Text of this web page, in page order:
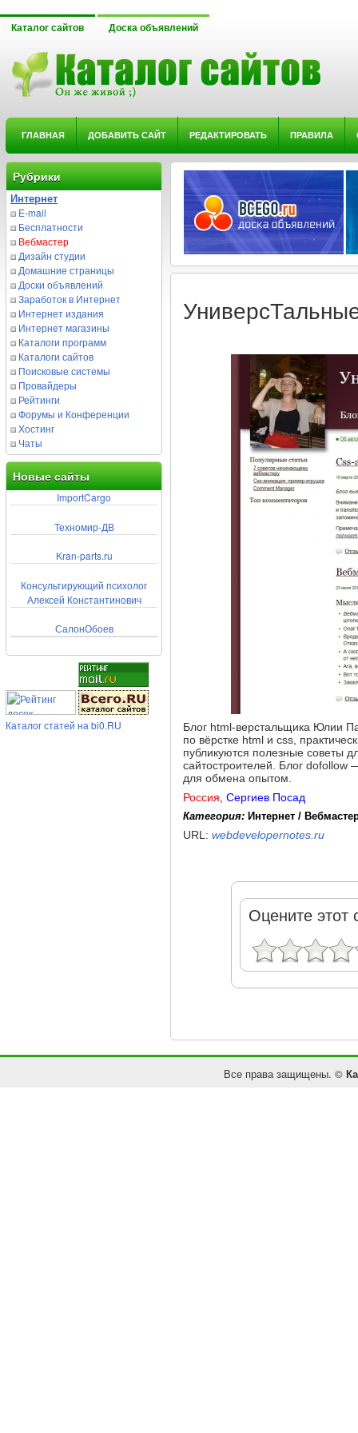
Каталог сайтов Доска объявлений
ГЛАВНАЯ ДОБАВИТЬ САЙТ РЕДАКТИРОВАТЬ ПРАВИЛА
Рубрики
Интернет
E-mail
Бесплатности
Вебмастер
Дизайн студии
Домашние страницы
Доски объявлений
Заработок в Интернет
Интернет издания
Интернет магазины
Каталоги программ
Каталоги сайтов
Поисковые системы
Провайдеры
Рейтинги
Форумы и Конференции
Хостинг
Чаты
Новые сайты
ImportCargo
Техномир-ДВ
Kran-parts.ru
Консультирующий психолог
Алексей Константинович
СалонОбоев
Каталог статей на bi0.RU
Блог html-верстальщика Юлии
по вёрстке html и css,
публикуются полезные советы
сайтостроителей. Блог
для обмена опытом.
Россия Сергиев Посад
Категория: Интернет /
URL: webdevelopernotes.ru
Оцените этот
Все права защищены. ©